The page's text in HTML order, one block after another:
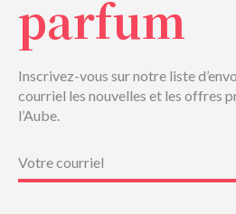
parfum
Inscrivez-vous sur notre liste
courriel les nouvelles et les offres
l’Aube.